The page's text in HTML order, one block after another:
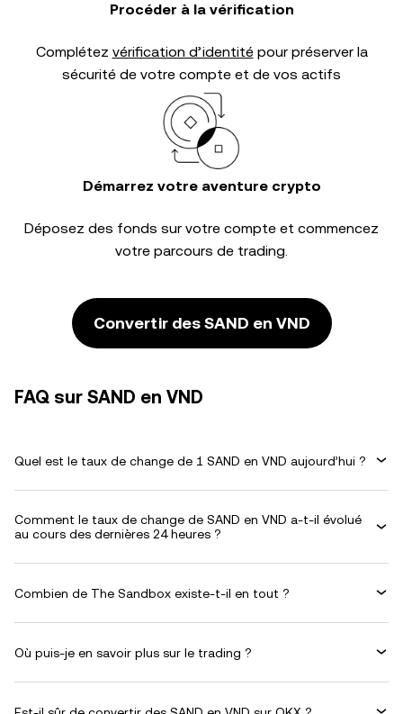
Procéder à la vérification
Complétez vérification d’identitépour préserver la
sécurité de votre compte et de vos actifs
Démarrez votre aventure crypto
Déposez des fonds sur votre compte et commencez
votre parcours de trading.
Convertir des SAND en VND
FAQ sur SAND en VND
Quel est le taux de change de 1 SAND en VND aujourd’hui ?
Comment le taux de change de SAND en VND a-t-il évolué
au cours des dernières 24 heures ?
Combien de The Sandbox existe-t-il en tout ?
Où puis-je en savoir plus sur le trading ?